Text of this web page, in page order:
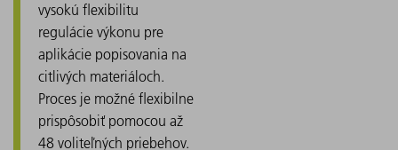
vysokú flexibilitu
regulácie výkonu pre
aplikácie popisovania na
citlivých materiáloch.
Proces je možné flexibilne
prispôsobiť pomocou až
48 voliteľných priebehov.